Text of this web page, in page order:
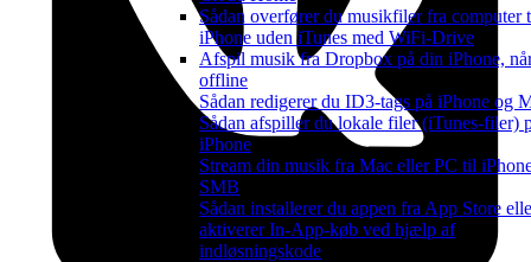
Sådan overfører du musikfiler fra computer
iPhone uden iTunes med WiFi-Drive
Afspil musik fra Dropbox på din iPhone,
offline
Sådan redigerer du ID3-tags på iPhone og
Sådan afspiller du lokale filer (iTunes-filer)
iPhone
Stream din musik fra Mac eller PC til
SMB
Sådan installerer du appen fra App Store
aktiverer In-App-køb ved hjælp af
indløsningskode